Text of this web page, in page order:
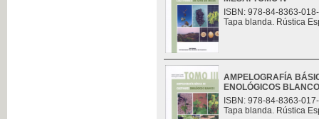
ISBN: 978-84-8363-
Tapa blanda. Rústica
AMPELOGRAFÍA
ENOLÓGICOS
ISBN: 978-84-8363-
Tapa blanda. Rústica